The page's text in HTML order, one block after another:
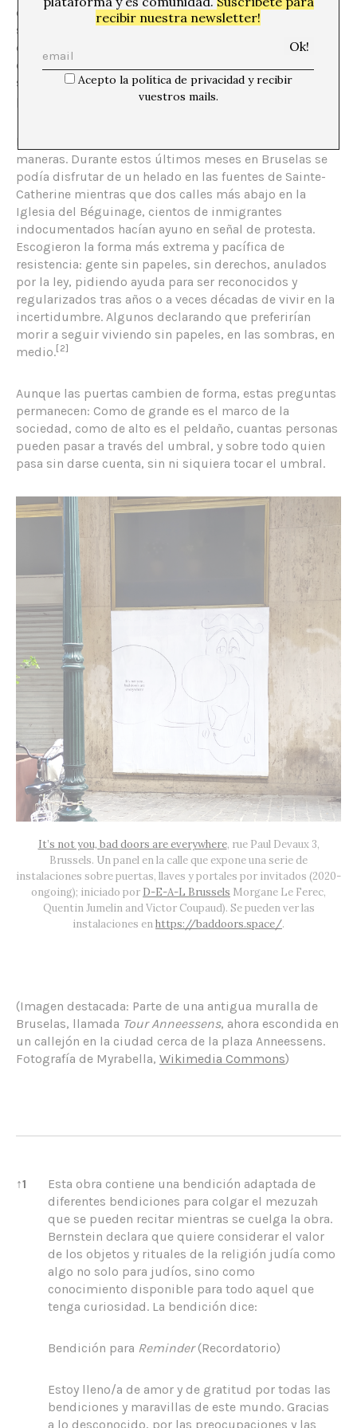
contribuyen a la sociedad, sobre todo en puestos que
se encuentran en la base de la economía como aquellos
de bajo salario en los sectores de cuidados,
construcción y belleza. Los empleados y las autoridades
se benefician de que estén en el limbo, miran hacia otra
parte.
La violencia del umbral se perpetúa de muchas
maneras. Durante estos últimos meses en Bruselas se
podía disfrutar de un helado en las fuentes de Sainte-
Catherine mientras que dos calles más abajo en la
Iglesia del Béguinage, cientos de inmigrantes
indocumentados hacían ayuno en señal de protesta.
Escogieron la forma más extrema y pacífica de
resistencia: gente sin papeles, sin derechos, anulados
por la ley, pidiendo ayuda para ser reconocidos y
regularizados tras años o a veces décadas de vivir en la
incertidumbre. Algunos declarando que preferirían
morir a seguir viviendo sin papeles, en las sombras, en
medio.[2]
Aunque las puertas cambien de forma, estas preguntas
permanecen: Como de grande es el marco de la
sociedad, como de alto es el peldaño, cuantas personas
pueden pasar a través del umbral, y sobre todo quien
pasa sin darse cuenta, sin ni siquiera tocar el umbral.
It’s not you, bad doors are everywhere, rue Paul Devaux 3,
Brussels. Un panel en la calle que expone una serie de
instalaciones sobre puertas, llaves y portales por invitados (2020-
ongoing); iniciado por D-E-A-L Brussels Morgane Le Ferec,
Quentin Jumelin and Victor Coupaud). Se pueden ver las
instalaciones enhttps://baddoors.space/.
(Imagen destacada: Parte de una antigua muralla de
Bruselas, llamada Tour Anneessens, ahora escondida en
un callejón en la ciudad cerca de la plaza Anneessens.
Fotografía de Myrabella, Wikimedia Commons)
↑1
Esta obra contiene una bendición adaptada de
diferentes bendiciones para colgar el mezuzah
que se pueden recitar mientras se cuelga la obra.
Bernstein declara que quiere considerar el valor
de los objetos y rituales de la religión judía como
algo no solo para judíos, sino como
conocimiento disponible para todo aquel que
tenga curiosidad. La bendición dice:
Bendición para Reminder(Recordatorio)
Estoy lleno/a de amor y de gratitud por todas las
bendiciones y maravillas de este mundo. Gracias
a lo desconocido, por las preocupaciones y las
recibir nuestra newsletter!
Acepto la política de privacidad y recibir
vuestros mails.